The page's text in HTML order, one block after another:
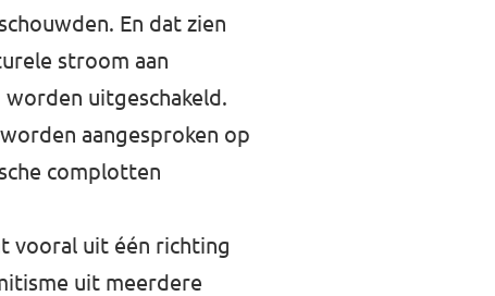
En dat zien
stroom aan
uitgeschakeld.
aangesproken op
complotten
vooral uit één richting
uit meerdere